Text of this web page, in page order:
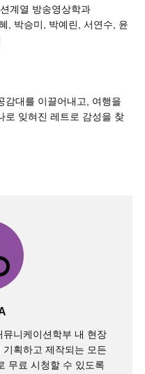
계열 방송영상학과
, 박승미, 박예린, 서연수, 윤
감대를 이끌어내고, 여행을
로 잊혀진 레트로 감성을 찾
니케이션학부 내 현장
획하고 제작되는 모든
무료 시청할 수 있도록